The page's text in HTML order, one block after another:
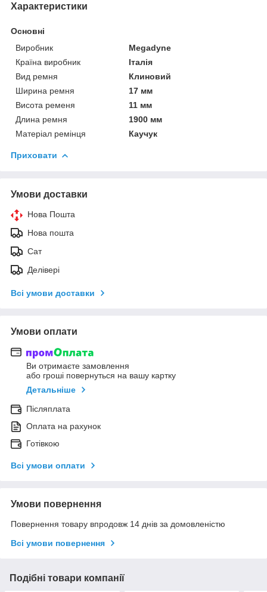
Характеристики
Основні
Виробник
Megadyne
Країна виробник
Італія
Вид ремня
Клиновий
Ширина ремня
17 мм
Висота ременя
11 мм
Длина ремня
1900 мм
Матеріал ремінця
Каучук
Приховати
Умови доставки
Нова Пошта
Нова пошта
Сат
Делівері
Всі умови доставки
Умови оплати
Ви отримаєте замовлення
або гроші повернуться на вашу картку
Детальніше
Післяплата
Оплата на рахунок
Готівкою
Всі умови оплати
Умови повернення
Повернення товару впродовж 14 днів за домовленістю
Всі умови повернення
Подібні товари компанії